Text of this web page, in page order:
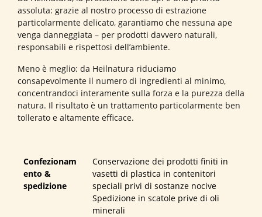
assoluta: grazie al nostro processo di estrazione
particolarmente delicato, garantiamo che nessuna ape
venga danneggiata – per prodotti davvero naturali,
responsabili e rispettosi dell’ambiente.
Meno è meglio: da Heilnatura riduciamo
consapevolmente il numero di ingredienti al minimo,
concentrandoci interamente sulla forza e la purezza della
natura. Il risultato è un trattamento particolarmente ben
tollerato e altamente efficace.
Confezionam
ento &
spedizione
Conservazione dei prodotti finiti in
vasetti di plastica in contenitori
speciali privi di sostanze nocive
Spedizione in scatole prive di oli
minerali